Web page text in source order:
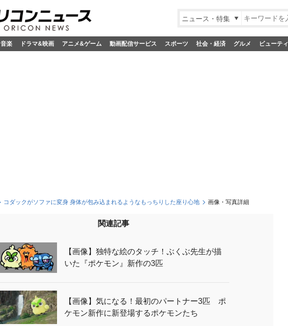
ニュース・特集
音楽 ドラマ&映画 アニメ&ゲーム 動画配信サービス スポーツ 社会・経済 グルメ ビューティ
コダックがソファに変身 身体が包み込まれるようなもっちりした座り心地 画像・写真詳細
関連記事
【画像】独特な絵のタッチ！ぶくぶ先生が描
いた『ポケモン』新作の3匹
【画像】気になる！最初のパートナー3匹 ポ
ケモン新作に新登場するポケモンたち